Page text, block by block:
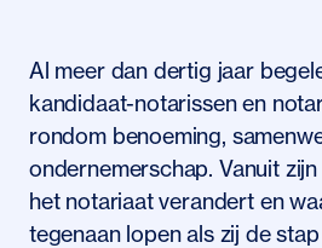
Al meer dan dertig jaar
kandidaat-notarissen en
rondom benoeming,
ondernemerschap. Vanuit
het notariaat verandert en
tegenaan lopen als zij de